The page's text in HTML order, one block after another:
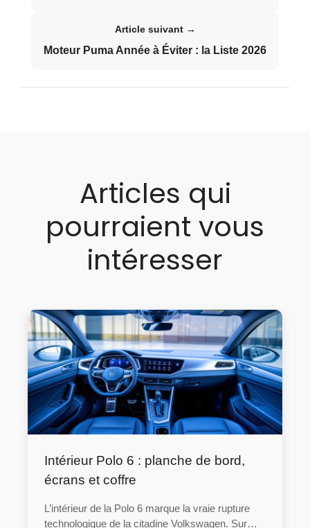
Article suivant →
Moteur Puma Année à Éviter : la Liste 2026
Articles qui
pourraient vous
intéresser
Intérieur Polo 6 : planche de bord,
écrans et coffre
L’intérieur de la Polo 6 marque la vraie rupture
technologique de la citadine Volkswagen. Sur…